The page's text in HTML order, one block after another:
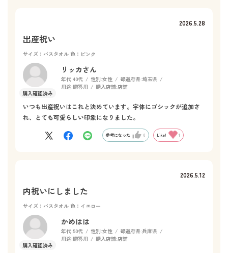
2026.5.28
出産祝い
サイズ：バスタオル 色：ピンク
リッカさん
年代:40代 性別:女性 都道府県:埼玉県
用途:贈答用 購入店舗:店舗
いつも出産祝いはこれと決めています。字体にゴシックが追加さ
れ、とても可愛らしい印象になりました。
参考になった 0 Like! 1
2026.5.12
内祝いにしました
サイズ：バスタオル 色：イエロー
かめはは
年代:50代 性別:女性 都道府県:兵庫県
用途:贈答用 購入店舗:店舗